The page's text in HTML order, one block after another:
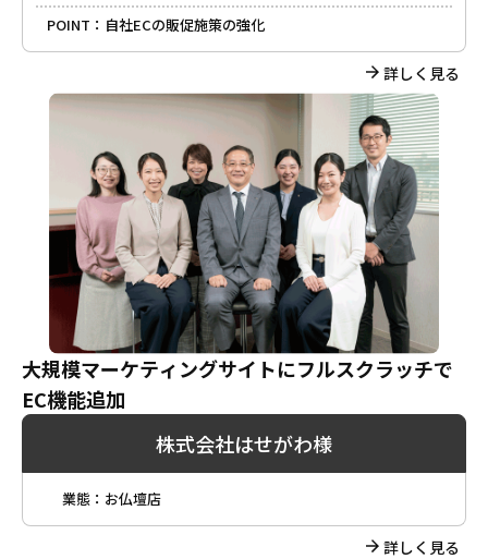
POINT： 自社ECの販促施策の強化
詳しく見る
大規模マーケティングサイトにフルスクラッチで
EC機能追加
株式会社はせがわ様
業態： お仏壇店
詳しく見る